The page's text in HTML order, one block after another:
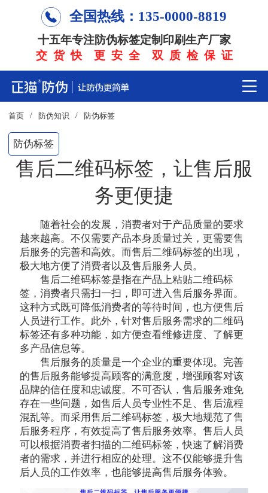
全国热线：135-0000-8819
十五年专注防伪标签定制印刷生产厂家
交 货 快 更 安 全 双 质 检 保 证
首页 / 防伪知识 / 防伪标签
防伪标签
售后二维码标签，让售后服
务更便捷
随着社会的发展，消费者对于产品质量的要求
越来越高。不仅需要产品本身质量过关，更需要售
后服务的完善和高效。而售后二维码标签的出现，
极大地方便了消费者以及售后服务人员。
售后二维码标签是指在产品上粘贴二维码标
签，消费者只需扫一扫，即可进入售后服务界面。
这种方式既可降低消费者的等待时间，也方便售后
人员进行工作。此外，针对售后服务需求的二维码
标签还有多种功能，如方便查看维修进度、了解更
多产品信息等。
售后服务的质量是一个企业的重要体现。完善
的售后服务能够提高顾客的满意度，增强顾客对该
品牌的信任度和忠诚度。不可否认，售后服务难免
存在一些问题，如售后人员专业性不足、售后流程
混乱等。而采用售后二维码标签，极大地规范了售
后服务程序，有效提高了售后服务效率。售后人员
可以根据消费者扫描的二维码标签，快速了解消费
者的需求，并进行相应的处理。这不仅能够提升售
后人员的工作效率，也能够提高售后服务体验。